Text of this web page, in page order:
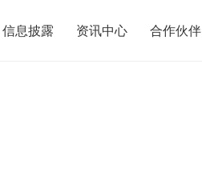
信息披露 资讯中心 合作伙伴